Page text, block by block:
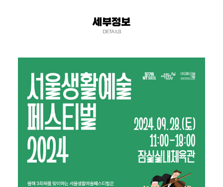
세부정보
DETAILS